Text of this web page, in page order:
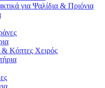
για Ψαλίδια & Πριόνια
& Κόπτες Χειρός